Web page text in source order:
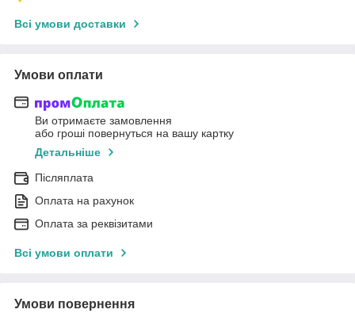
Всі умови доставки
Умови оплати
Ви отримаєте замовлення
або гроші повернуться на вашу картку
Детальніше
Післяплата
Оплата на рахунок
Оплата за реквізитами
Всі умови оплати
Умови повернення